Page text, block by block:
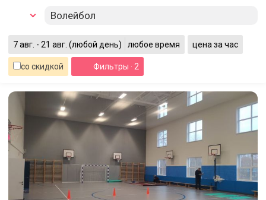
Волейбол
7 авг. - 21 авг. (любой день) любое время цена за час
со скидкой Фильтры · 2